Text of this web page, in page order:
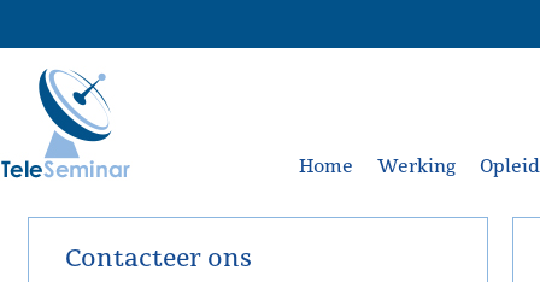
Home Werking
Contacteer ons